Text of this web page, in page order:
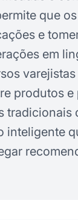
que
e
em
varejistas
produtos e
tradicionais
inteligente